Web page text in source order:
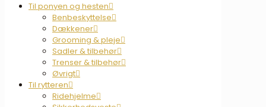
Til ponyen og hesten
Benbeskyttelse
Dækkener
Grooming & pleje
Sadler & tilbehør
Trenser & tilbehør
Øvrigt
Til rytteren
Ridehjelme